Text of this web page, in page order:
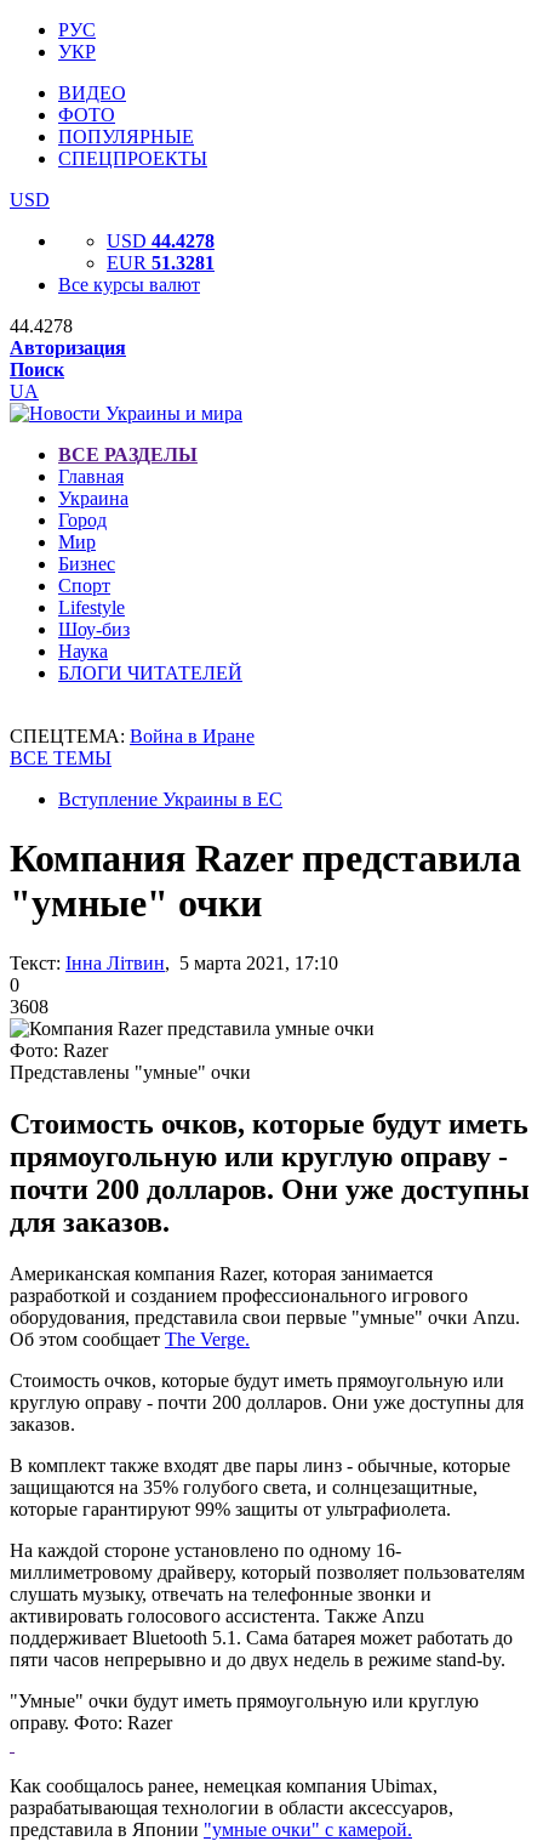
РУС
УКР
ВИДЕО
ФОТО
ПОПУЛЯРНЫЕ
СПЕЦПРОЕКТЫ
USD
USD 44.4278
EUR 51.3281
Все курсы валют
44.4278
Авторизация
Поиск
UA
ВСЕ РАЗДЕЛЫ
Главная
Украина
Город
Мир
Бизнес
Спорт
Lifestyle
Шоу-биз
Наука
БЛОГИ ЧИТАТЕЛЕЙ
СПЕЦТЕМА: Война в Иране
ВСЕ ТЕМЫ
Вступление Украины в ЕС
Компания Razer представила
"умные" очки
Текст: Інна Літвин, 5 марта 2021, 17:10
0
3608
Фото: Razer
Представлены "умные" очки
Стоимость очков, которые будут иметь
прямоугольную или круглую оправу -
почти 200 долларов. Они уже доступны
для заказов.
Американская компания Razer, которая занимается
разработкой и созданием профессионального игрового
оборудования, представила свои первые "умные" очки Anzu.
Об этом сообщает The Verge.
Стоимость очков, которые будут иметь прямоугольную или
круглую оправу - почти 200 долларов. Они уже доступны для
заказов.
В комплект также входят две пары линз - обычные, которые
защищаются на 35% голубого света, и солнцезащитные,
которые гарантируют 99% защиты от ультрафиолета.
На каждой стороне установлено по одному 16-
миллиметровому драйверу, который позволяет пользователям
слушать музыку, отвечать на телефонные звонки и
активировать голосового ассистента. Также Anzu
поддерживает Bluetooth 5.1. Сама батарея может работать до
пяти часов непрерывно и до двух недель в режиме stand-by.
"Умные" очки будут иметь прямоугольную или круглую
оправу. Фото: Razer
Как сообщалось ранее, немецкая компания Ubimax,
разрабатывающая технологии в области аксессуаров,
представила в Японии "умные очки" с камерой.